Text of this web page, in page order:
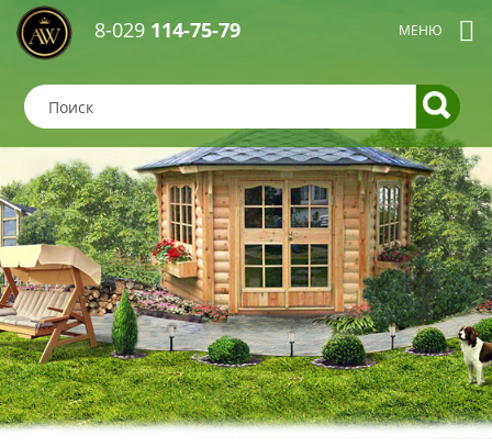
8-029 114-75-79